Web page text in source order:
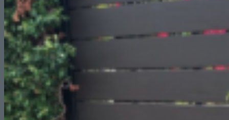
Reformas de Tiendas
Reformas de Restaurantes